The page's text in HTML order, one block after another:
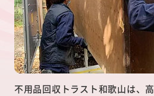
不用品回収トラスト和歌山は、